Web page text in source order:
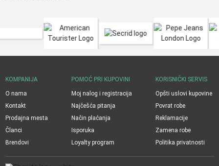
KOMPANIJA
O nama
Kontakt
Prodajna mesta
Članci
Brendovi
POMOĆ PRI KUPOVINI
Moj nalog i registracija
Najčešća pitanja
Način plaćanja
Isporuka
Loyalty program
KORISNIČKI SERVIS
Opšti uslovi kupovine
Povrat robe
Reklamacije
Zamena robe
Politika privatnosti